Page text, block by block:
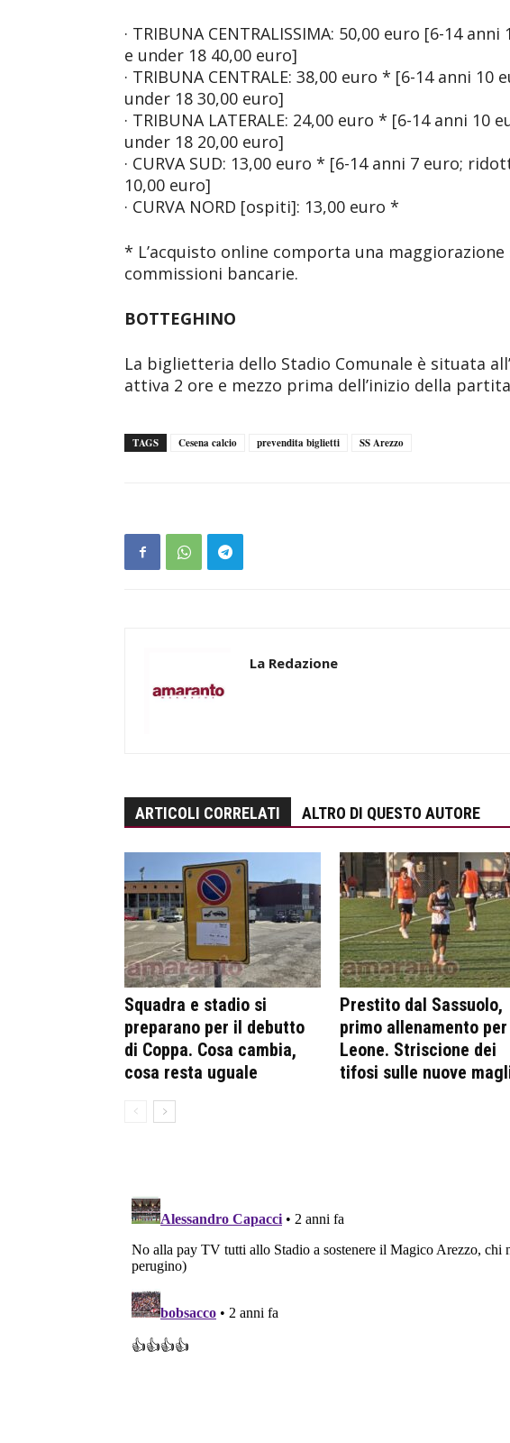
· TRIBUNA CENTRALISSIMA: 50,00 euro [6-14
e under 18 40,00 euro]
· TRIBUNA CENTRALE: 38,00 euro * [6-14 anni
under 18 30,00 euro]
· TRIBUNA LATERALE: 24,00 euro * [6-14 anni
under 18 20,00 euro]
· CURVA SUD: 13,00 euro * [6-14 anni 7 euro;
10,00 euro]
· CURVA NORD [ospiti]: 13,00 euro *
* L’acquisto online comporta una
commissioni bancarie.
BOTTEGHINO
La biglietteria dello Stadio Comunale è situata
attiva 2 ore e mezzo prima dell’inizio della
TAGS Cesena calcio prevendita biglietti SS Arezzo
La Redazione
ARTICOLI CORRELATI ALTRO DI QUESTO AUTORE
Squadra e stadio si
preparano per il debutto
di Coppa. Cosa cambia,
cosa resta uguale
Prestito dal Sassuolo,
primo allenamento per
Leone. Striscione dei
tifosi sulle nuove